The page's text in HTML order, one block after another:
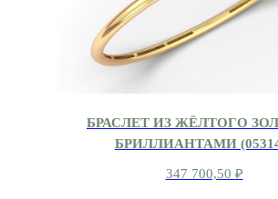
БРАСЛЕТ ИЗ ЖЁЛТОГО
БРИЛЛИАНТАМИ
347 700,50 ₽